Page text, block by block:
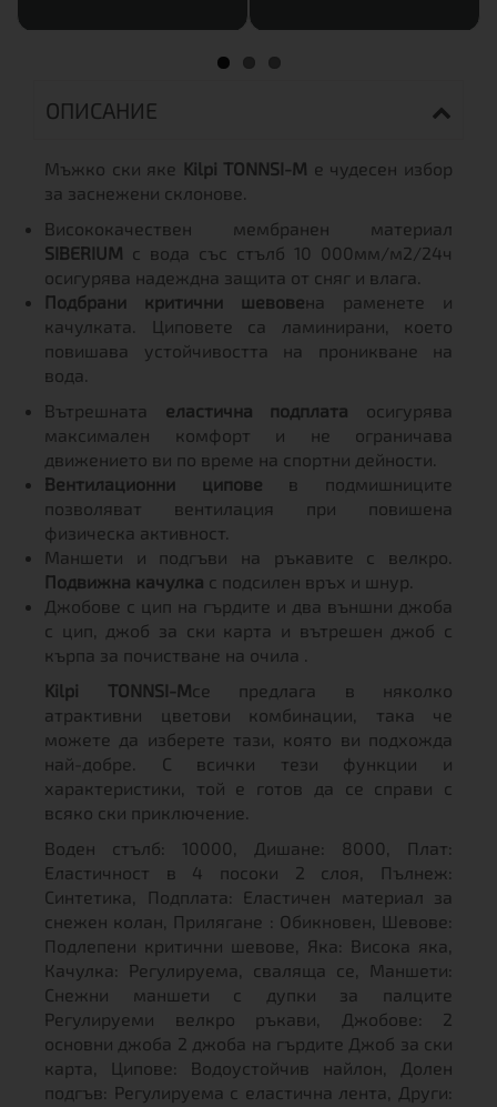
ОПИСАНИЕ
Мъжко ски яке Kilpi TONNSI-M е чудесен избор
за заснежени склонове.
Висококачествен мембранен материал
SIBERIUM с вода със стълб 10 000мм/м2/24ч
осигурява надеждна защита от сняг и влага.
Подбрани критични шевовена раменете и
качулката. Циповете са ламинирани, което
повишава устойчивостта на проникване на
вода.
Вътрешната еластична подплата осигурява
максимален комфорт и не ограничава
движението ви по време на спортни дейности.
Вентилационни ципове в подмишниците
позволяват вентилация при повишена
физическа активност.
Маншети и подгъви на ръкавите с велкро.
Подвижна качулка с подсилен връх и шнур.
Джобове с цип на гърдите и два външни джоба
с цип, джоб за ски карта и вътрешен джоб с
кърпа за почистване на очила .
Kilpi TONNSI-Mсе предлага в няколко
атрактивни цветови комбинации, така че
можете да изберете тази, която ви подхожда
най-добре. С всички тези функции и
характеристики, той е готов да се справи с
всяко ски приключение.
Воден стълб: 10000, Дишане: 8000, Плат:
Еластичност в 4 посоки 2 слоя, Пълнеж:
Синтетика, Подплата: Еластичен материал за
снежен колан, Прилягане : Обикновен, Шевове:
Подлепени критични шевове, Яка: Висока яка,
Качулка: Регулируема, сваляща се, Маншети:
Снежни маншети с дупки за палците
Регулируеми велкро ръкави, Джобове: 2
основни джоба 2 джоба на гърдите Джоб за ски
карта, Ципове: Водоустойчив найлон, Долен
подгъв: Регулируема с еластична лента, Други: